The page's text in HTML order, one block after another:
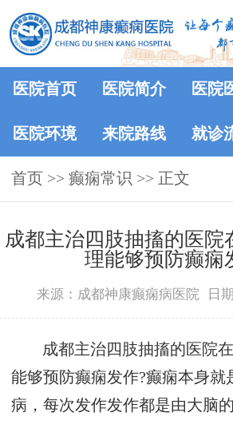
医院首页 医院简介 医院
医院环境 来院路线 就诊
首页 >> 癫痫常识 >> 正文
成都主治四肢抽搐的医院
理能够预防癫痫
来源：成都神康癫痫病医院 日
成都主治四肢抽搐的医院
能够预防癫痫发作?癫痫本身就
病，每次发作发作都是由大脑